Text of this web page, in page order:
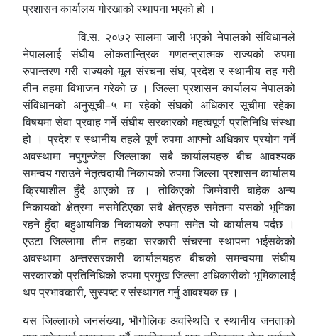
प्रशासन कार्यालय गोरखाको स्थापना भएको हो ।
वि.स. २०७२ सालमा जारी भएको नेपालको संविधानले
नेपाललाई संघीय लोकतान्त्रिक गणतन्त्रात्मक राज्यको रुपमा
रुपान्तरण गरी राज्यको मूल संरचना संघ, प्रदेश र स्थानीय तह गरी
तीन तहमा विभाजन गरेको छ । जिल्ला प्रशासन कार्यालय नेपालको
संविधानको अनुसूची–५ मा रहेको संघको अधिकार सूचीमा रहेका
विषयमा सेवा प्रवाह गर्ने संघीय सरकारको महत्वपूर्ण प्रतिनिधि संस्था
हो । प्रदेश र स्थानीय तहले पूर्ण रुपमा आफ्नो अधिकार प्रयोग गर्ने
अवस्थामा नपुगुन्जेल जिल्लाका सबै कार्यालयहरु बीच आवश्यक
समन्वय गराउने नेतृत्वदायी निकायको रुपमा जिल्ला प्रशासन कार्यालय
क्रियाशील हुँदै आएको छ । तोकिएको जिम्मेवारी बाहेक अन्य
निकायको क्षेत्रमा नसमेटिएका सबै क्षेत्रहरु समेतमा यसको भूमिका
रहने हुँदा बहुआयमिक निकायको रुपमा समेत यो कार्यालय पर्दछ ।
एउटा जिल्लामा तीन तहका सरकारी संचरना स्थापना भईसकेको
अवस्थामा अन्तरसरकारी कार्यालयहरु बीचको समन्वयमा संघीय
सरकारको प्रतिनिधिको रुपमा प्रमुख जिल्ला अधिकारीको भूमिकालाई
थप प्रभावकारी, सुस्पष्ट र संस्थागत गर्नु आवश्यक छ ।
यस जिल्लाको जनसंख्या, भौगोलिक अवस्थिति र स्थानीय जनताको